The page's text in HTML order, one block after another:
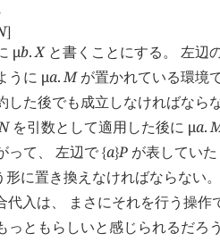
]
μb.Xと書くことにする。 左辺
うに μa.Mが置かれている環境
した後でも成立しなければなら
を引数として適用した後に μa.
って、 左辺で {a}P が表してい
に置き換えなければならない
代入は、 まさにそれを行う操作
っともらしいと感じられるだろ